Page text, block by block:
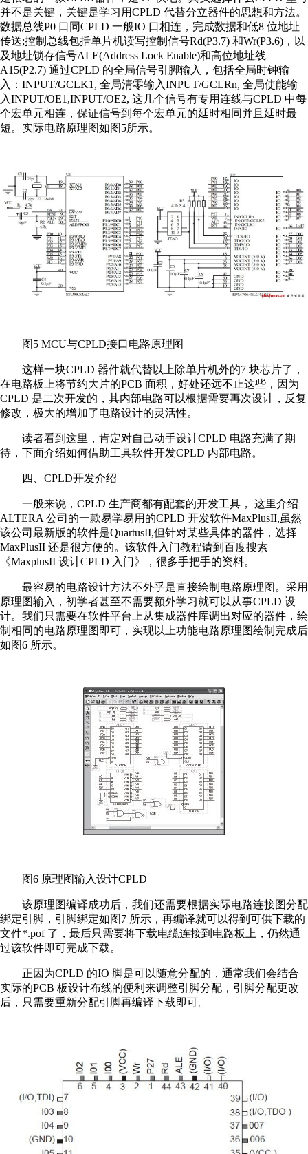
并不是关键，关键是学习用CPLD 代替分立器件的思想和方法。
数据总线P0 口同CPLD 一般IO 口相连，完成数据和低8 位地址
传送;控制总线包括单片机读写控制信号Rd(P3.7) 和Wr(P3.6)，以
及地址锁存信号ALE(Address Lock Enable)和高位地址线
A15(P2.7) 通过CPLD 的全局信号引脚输入，包括全局时钟输
入：INPUT/GCLK1, 全局清零输入INPUT/GCLRn, 全局使能输
入INPUT/OE1,INPUT/OE2, 这几个信号有专用连线与CPLD 中每
个宏单元相连，保证信号到每个宏单元的延时相同并且延时最
短。实际电路原理图如图5所示。
图5 MCU与CPLD接口电路原理图
这样一块CPLD 器件就代替以上除单片机外的7 块芯片了，
在电路板上将节约大片的PCB 面积，好处还远不止这些，因为
CPLD 是二次开发的，其内部电路可以根据需要再次设计，反复
修改，极大的增加了电路设计的灵活性。
读者看到这里，肯定对自己动手设计CPLD 电路充满了期
待，下面介绍如何借助工具软件开发CPLD 内部电路。
四、CPLD开发介绍
一般来说，CPLD 生产商都有配套的开发工具， 这里介绍
ALTERA 公司的一款易学易用的CPLD 开发软件MaxPlusII,虽然
该公司最新版的软件是QuartusII,但针对某些具体的器件，选择
MaxPlusII 还是很方便的。该软件入门教程请到百度搜索
《MaxplusII 设计CPLD 入门》，很多手把手的资料。
最容易的电路设计方法不外乎是直接绘制电路原理图。采用
原理图输入，初学者甚至不需要额外学习就可以从事CPLD 设
计。我们只需要在软件平台上从集成器件库调出对应的器件，绘
制相同的电路原理图即可，实现以上功能电路原理图绘制完成后
如图6 所示。
图6 原理图输入设计CPLD
该原理图编译成功后，我们还需要根据实际电路连接图分配
绑定引脚，引脚绑定如图7 所示，再编译就可以得到可供下载的
文件*.pof 了，最后只需要将下载电缆连接到电路板上，仍然通
过该软件即可完成下载。
正因为CPLD 的IO 脚是可以随意分配的，通常我们会结合
实际的PCB 板设计布线的便利来调整引脚分配，引脚分配更改
后，只需要重新分配引脚再编译下载即可。